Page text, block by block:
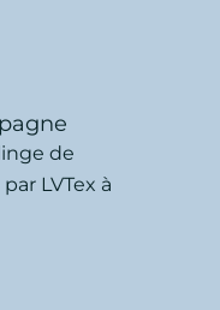
de
LVTex à